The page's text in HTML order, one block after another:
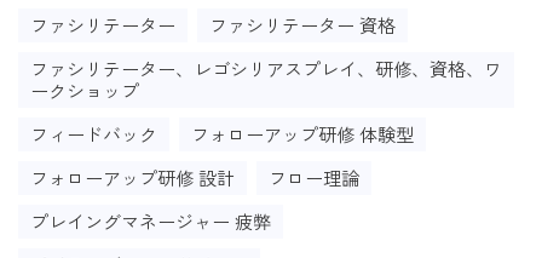
ファシリテーター
ファシリテーター 資格
ファシリテーター、レゴシリアスプレイ、研修、資格、ワ
ークショップ
フィードバック
フォローアップ研修 体験型
フォローアップ研修 設計
フロー理論
プレイングマネージャー 疲弊